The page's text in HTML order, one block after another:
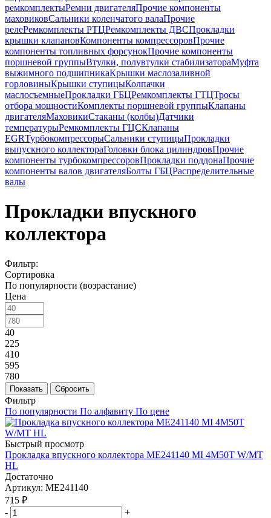
ремкомплектыРемни двигателяПрочие компоненты
маховиковСальники коленчатого валаПрочие
релеРемкомплекты РТЦРемкомплекты ДВСПрокладки
крышки клапановКомпоненты компрессоровПрочие
компоненты топливных форсунокПрочие компоненты
поршневой группыВтулки, полувтулки стабилизатораМуфта
выжимного подшипникаКрышки маслозаливной
горловиныКрышки ступицыКолпачки
маслосъемныеПрокладки ГБЦРемкомплекты ГТЦТросы
отбора мощностиКомплекты поршневой группыКлапаны
двигателяМаховикиСтаканы (колбы)Датчики
температурыРемкомплекты ГЦСКлапаны
EGRТурбокомпрессорыСальники ступицыПрокладки
выпускного коллектораГоловки блока цилиндровПрочие
компоненты турбокомпрессоровПрокладки поддонаПрочие
компоненты валов двигателяБолты ГБЦРаспределительные
валы
Прокладки впускного
коллектора
Фильтр:
Сортировка
По популярности (возрастание)
Цена
40
225
410
595
780
Показать Сбросить
Фильтр
По популярности По алфавиту По цене
Быстрый просмотр
Прокладка впускного коллектора ME241140 MI 4M50T W/MT
HL
Достаточно
Артикул: ME241140
715 ₽
-
+